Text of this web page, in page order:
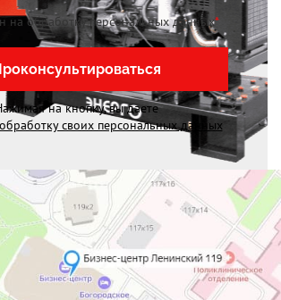
на обработку персональных данных*
на кнопку, вы даете
своих персональных данных